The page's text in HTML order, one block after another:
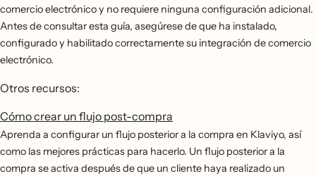
comercio electrónico y no requiere ninguna configuración adicional.
Antes de consultar esta guía, asegúrese de que ha instalado,
configurado y habilitado correctamente su integración de comercio
electrónico.
Otros recursos:
Cómo crear un flujo post-compra
Aprenda a configurar un flujo posterior a la compra en Klaviyo, así
como las mejores prácticas para hacerlo. Un flujo posterior a la
compra se activa después de que un cliente haya realizado un